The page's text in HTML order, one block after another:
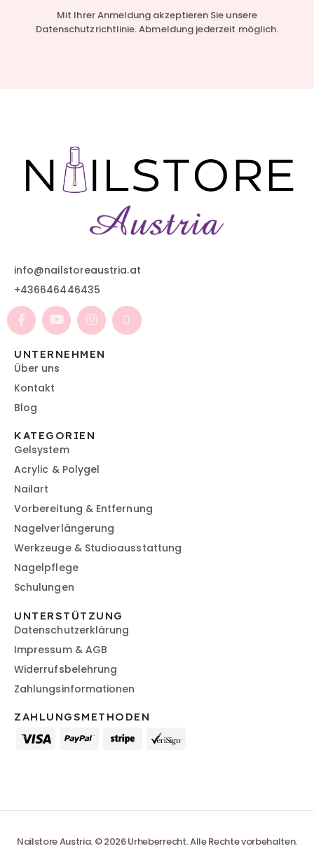
Mit Ihrer Anmeldung akzeptieren Sie unsere
Datenschutzrichtlinie. Abmeldung jederzeit möglich.
info@nailstoreaustria.at
+436646446435
UNTERNEHMEN
Über uns
Kontakt
Blog
KATEGORIEN
Gelsystem
Acrylic & Polygel
Nailart
Vorbereitung & Entfernung
Nagelverlängerung
Werkzeuge & Studioausstattung
Nagelpflege
Schulungen
UNTERSTÜTZUNG
Datenschutzerklärung
Impressum & AGB
Widerrufsbelehrung
Zahlungsinformationen
ZAHLUNGSMETHODEN
Nailstore Austria. © 2026 Urheberrecht. Alle Rechte vorbehalten.